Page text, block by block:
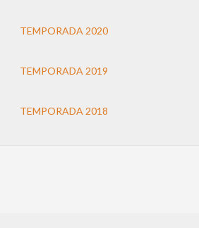
TEMPORADA 2020
TEMPORADA 2019
TEMPORADA 2018